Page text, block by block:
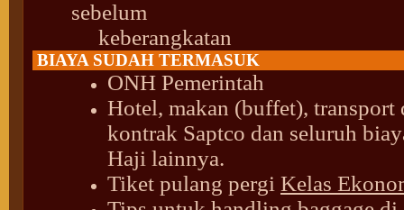
sebelum
keberangkatan
BIAYA SUDAH TERMASUK
ONH Pemerintah
Hotel, makan (buffet), transport
kontrak Saptco dan seluruh
Haji lainnya.
Tiket pulang pergi Kelas